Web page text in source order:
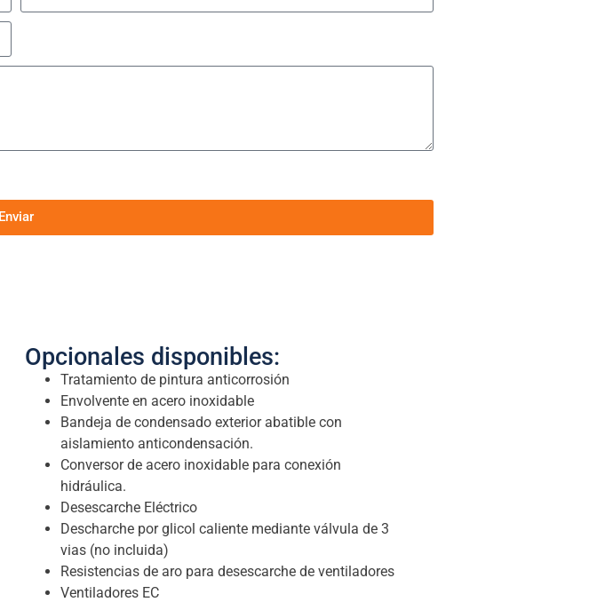
Enviar
Opcionales disponibles:
Tratamiento de pintura anticorrosión
Envolvente en acero inoxidable
Bandeja de condensado exterior abatible con
aislamiento anticondensación.
Conversor de acero inoxidable para conexión
hidráulica.
Desescarche Eléctrico
Descharche por glicol caliente mediante válvula de 3
vias (no incluida)
Resistencias de aro para desescarche de ventiladores
Ventiladores EC